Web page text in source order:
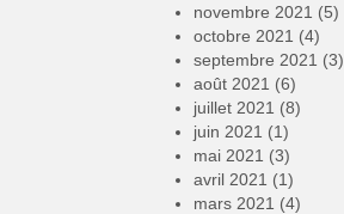
novembre 2021 (5)
octobre 2021 (4)
septembre 2021 (3)
août 2021 (6)
juillet 2021 (8)
juin 2021 (1)
mai 2021 (3)
avril 2021 (1)
mars 2021 (4)